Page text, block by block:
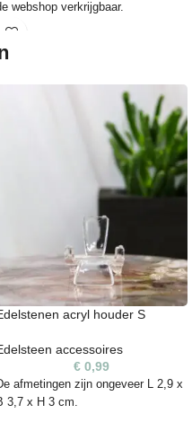
webshop verkrijgbaar.
acryl houder S
accessoires
€ 0,99
afmetingen zijn ongeveer L 2,9 x
3,7 x H 3 cm.